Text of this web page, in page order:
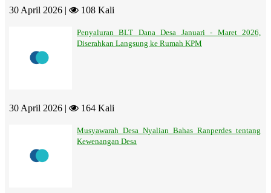
30 April 2026 | 108 Kali
Penyaluran BLT Dana Desa Januari - Maret 2026,
Diserahkan Langsung ke Rumah KPM
30 April 2026 | 164 Kali
Musyawarah Desa Nyalian Bahas Ranperdes tentang
Kewenangan Desa